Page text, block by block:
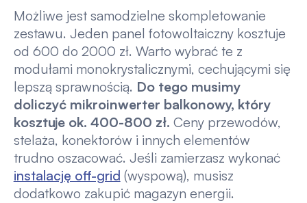
Możliwe jest samodzielne skompletowanie
zestawu. Jeden panel fotowoltaiczny kosztuje
od 600 do 2000 zł. Warto wybrać te z
modułami monokrystalicznymi, cechującymi się
lepszą sprawnością. Do tego musimy
doliczyć mikroinwerter balkonowy, który
kosztuje ok. 400-800 zł. Ceny przewodów,
stelaża, konektorów i innych elementów
trudno oszacować. Jeśli zamierzasz wykonać
instalację off-grid (wyspową), musisz
dodatkowo zakupić magazyn energii.